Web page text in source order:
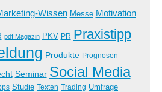
Wissen Messe Motivation
pdf Magazin PKV PR Praxistipp
Produkte Prognosen
Seminar Social Media
Studie Texten Trading Umfrage